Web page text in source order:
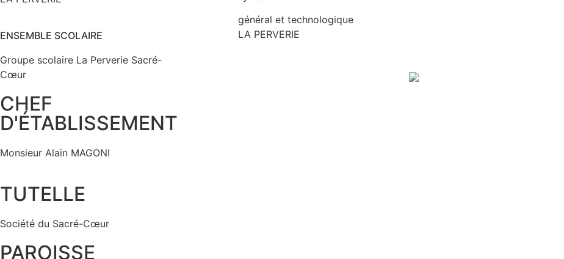
ENSEMBLE SCOLAIRE
Groupe scolaire La Perverie Sacré-
Cœur
CHEF
D'ÉTABLISSEMENT
Monsieur Alain MAGONI
TUTELLE
Société du Sacré-Cœur
PAROISSE
général et technologique
LA PERVERIE